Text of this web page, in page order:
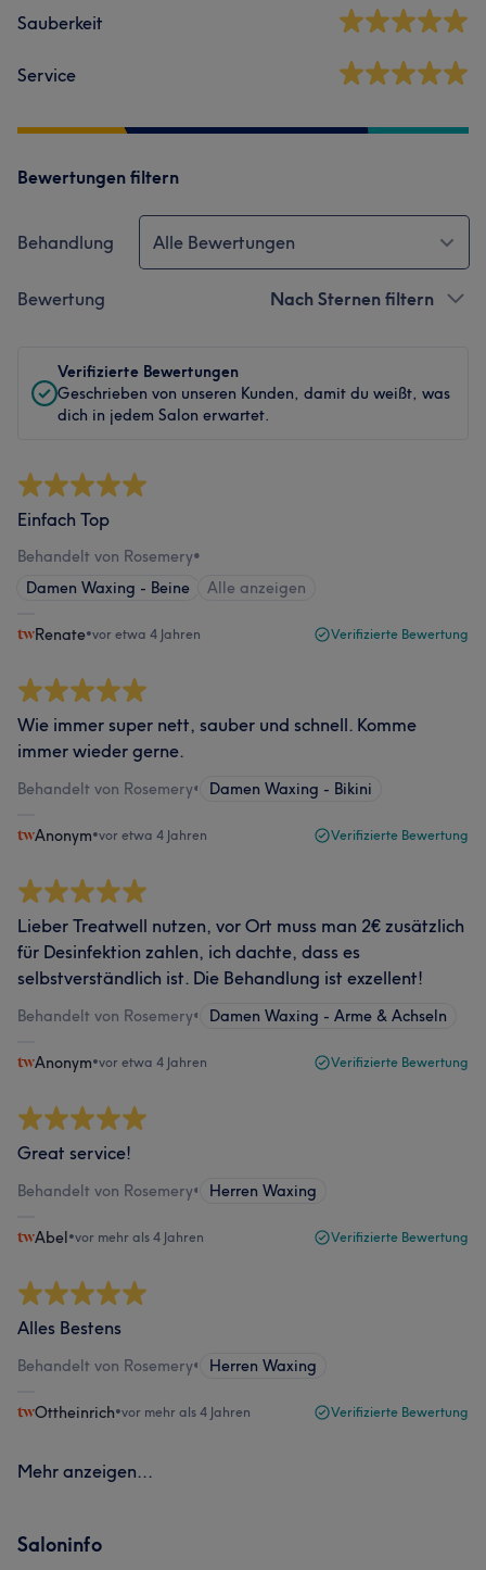
Sauberkeit
Service
Bewertungen filtern
Behandlung Alle Bewertungen
Bewertung Nach Sternen filtern
Verifizierte Bewertungen
Geschrieben von unseren Kunden, damit du weißt, was
dich in jedem Salon erwartet.
Einfach Top
Behandelt von Rosemery•
Damen Waxing - Beine
Alle anzeigen
Renate•vor etwa 4 Jahren Verifizierte Bewertung
Wie immer super nett, sauber und schnell. Komme
immer wieder gerne.
Behandelt von Rosemery• Damen Waxing - Bikini
Anonym•vor etwa 4 Jahren Verifizierte Bewertung
Lieber Treatwell nutzen, vor Ort muss man 2€ zusätzlich
für Desinfektion zahlen, ich dachte, dass es
selbstverständlich ist. Die Behandlung ist exzellent!
Behandelt von Rosemery• Damen Waxing - Arme & Achseln
Anonym•vor etwa 4 Jahren Verifizierte Bewertung
Great service!
Behandelt von Rosemery• Herren Waxing
Abel•vor mehr als 4 Jahren Verifizierte Bewertung
Alles Bestens
Behandelt von Rosemery• Herren Waxing
Ottheinrich•vor mehr als 4 Jahren Verifizierte Bewertung
Mehr anzeigen...
Saloninfo